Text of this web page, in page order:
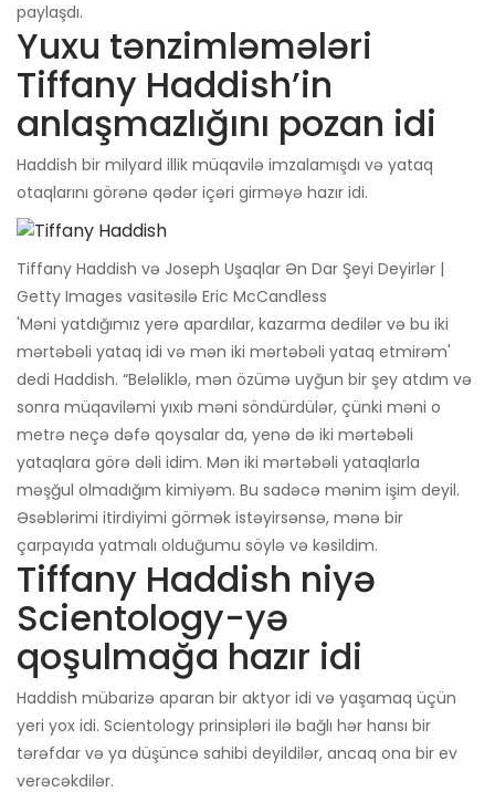
paylaşdı.
Yuxu tənzimləmələri
Tiffany Haddish’in
anlaşmazlığını pozan idi
Haddish bir milyard illik müqavilə imzalamışdı və yataq
otaqlarını görənə qədər içəri girməyə hazır idi.
Tiffany Haddish və Joseph Uşaqlar Ən Dar Şeyi Deyirlər |
Getty Images vasitəsilə Eric McCandless
'Məni yatdığımız yerə apardılar, kazarma dedilər və bu iki
mərtəbəli yataq idi və mən iki mərtəbəli yataq etmirəm'
dedi Haddish. “Beləliklə, mən özümə uyğun bir şey atdım və
sonra müqaviləmi yıxıb məni söndürdülər, çünki məni o
metrə neçə dəfə qoysalar da, yenə də iki mərtəbəli
yataqlara görə dəli idim. Mən iki mərtəbəli yataqlarla
məşğul olmadığım kimiyəm. Bu sadəcə mənim işim deyil.
Əsəblərimi itirdiyimi görmək istəyirsənsə, mənə bir
çarpayıda yatmalı olduğumu söylə və kəsildim.
Tiffany Haddish niyə
Scientology-yə
qoşulmağa hazır idi
Haddish mübarizə aparan bir aktyor idi və yaşamaq üçün
yeri yox idi. Scientology prinsipləri ilə bağlı hər hansı bir
tərəfdar və ya düşüncə sahibi deyildilər, ancaq ona bir ev
verəcəkdilər.